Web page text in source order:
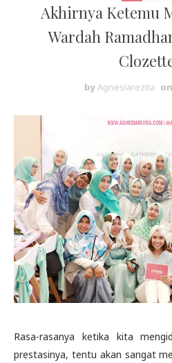
Akhirnya Ketemu
Wardah
byAgnesiarezita on
Rasa-rasanya ketika kita
prestasinya, tentu akan sangat